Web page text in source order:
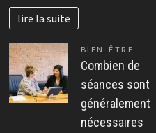
lire la suite
BIEN-ÊTRE
Combien de
séances sont
généralement
nécessaires